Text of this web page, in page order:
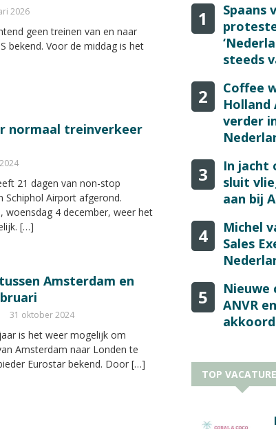
2026
geen treinen van en naar
bekend. Voor de middag is het
normaal treinverkeer
21 dagen van non-stop
Airport afgerond.
woensdag 4 december, weer het
[…]
Amsterdam en
31 oktober 2024
is het weer mogelijk om
Amsterdam naar Londen te
Eurostar bekend. Door […]
1
Spaans
steeds
2
Coffee
Holland
verder
3
In jacht
sluit
aan bij
4
Michel
Sales
5
Nieuwe
ANVR
akkoord
TOP